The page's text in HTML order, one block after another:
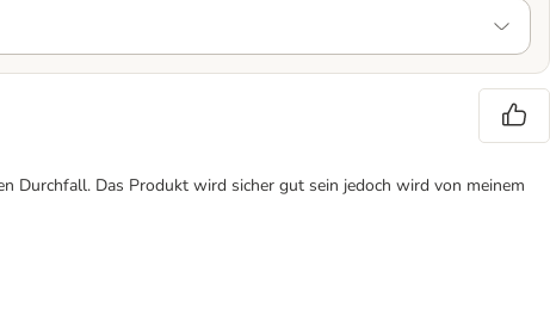
Durchfall. Das Produkt wird sicher gut sein jedoch wird von meinem